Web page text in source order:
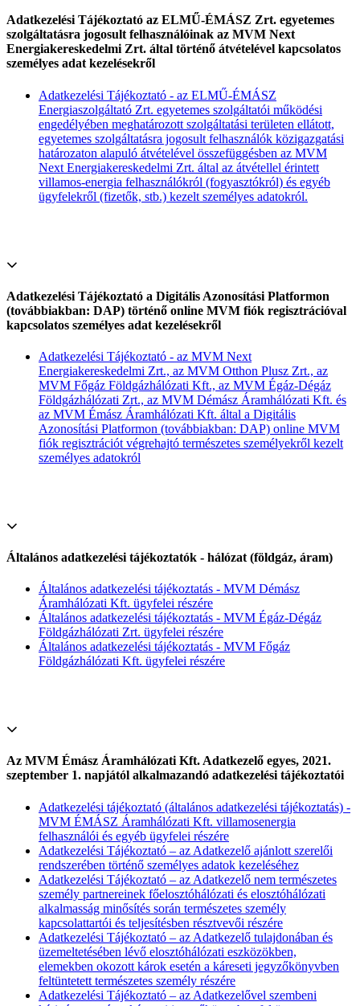
Adatkezelési Tájékoztató az ELMŰ-ÉMÁSZ Zrt. egyetemes
szolgáltatásra jogosult felhasználóinak az MVM Next
Energiakereskedelmi Zrt. által történő átvételével kapcsolatos
személyes adat kezelésekről
Adatkezelési Tájékoztató - az ELMŰ-ÉMÁSZ
Energiaszolgáltató Zrt. egyetemes szolgáltatói működési
engedélyében meghatározott szolgáltatási területen ellátott,
egyetemes szolgáltatásra jogosult felhasználók közigazgatási
határozaton alapuló átvételével összefüggésben az MVM
Next Energiakereskedelmi Zrt. által az átvétellel érintett
villamos-energia felhasználókról (fogyasztókról) és egyéb
ügyfelekről (fizetők, stb.) kezelt személyes adatokról.
Adatkezelési Tájékoztató a Digitális Azonosítási Platformon
(továbbiakban: DAP) történő online MVM fiók regisztrációval
kapcsolatos személyes adat kezelésekről
Adatkezelési Tájékoztató - az MVM Next
Energiakereskedelmi Zrt., az MVM Otthon Plusz Zrt., az
MVM Főgáz Földgázhálózati Kft., az MVM Égáz-Dégáz
Földgázhálózati Zrt., az MVM Démász Áramhálózati Kft. és
az MVM Émász Áramhálózati Kft. által a Digitális
Azonosítási Platformon (továbbiakban: DAP) online MVM
fiók regisztrációt végrehajtó természetes személyekről kezelt
személyes adatokról
Általános adatkezelési tájékoztatók - hálózat (földgáz, áram)
Általános adatkezelési tájékoztatás - MVM Démász
Áramhálózati Kft. ügyfelei részére
Általános adatkezelési tájékoztatás - MVM Égáz-Dégáz
Földgázhálózati Zrt. ügyfelei részére
Általános adatkezelési tájékoztatás - MVM Főgáz
Földgázhálózati Kft. ügyfelei részére
Az MVM Émász Áramhálózati Kft. Adatkezelő egyes, 2021.
szeptember 1. napjától alkalmazandó adatkezelési tájékoztatói
Adatkezelési tájékoztató (általános adatkezelési tájékoztatás) -
MVM ÉMÁSZ Áramhálózati Kft. villamosenergia
felhasználói és egyéb ügyfelei részére
Adatkezelési Tájékoztató – az Adatkezelő ajánlott szerelői
rendszerében történő személyes adatok kezeléséhez
Adatkezelési Tájékoztató – az Adatkezelő nem természetes
személy partnereinek főelosztóhálózati és elosztóhálózati
alkalmasság minősítés során természetes személy
kapcsolattartói és teljesítésben résztvevői részére
Adatkezelési Tájékoztató – az Adatkezelő tulajdonában és
üzemeltetésében lévő elosztóhálózati eszközökben,
elemekben okozott károk esetén a káreseti jegyzőkönyvben
feltüntetett természetes személy részére
Adatkezelési Tájékoztató – az Adatkezelővel szembeni